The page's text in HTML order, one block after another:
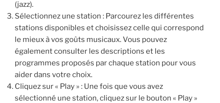
(jazz).
Sélectionnez une station : Parcourez les différentes
stations disponibles et choisissez celle qui correspond
le mieux à vos goûts musicaux. Vous pouvez
également consulter les descriptions et les
programmes proposés par chaque station pour vous
aider dans votre choix.
Cliquez sur « Play » : Une fois que vous avez
sélectionné une station, cliquez sur le bouton « Play »